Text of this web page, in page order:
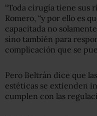
“Toda cirugía tiene sus
Romero, “y por ello es
capacitada no
sino también para
complicación que se
Pero Beltrán dice que
estéticas se extienden
cumplen con las